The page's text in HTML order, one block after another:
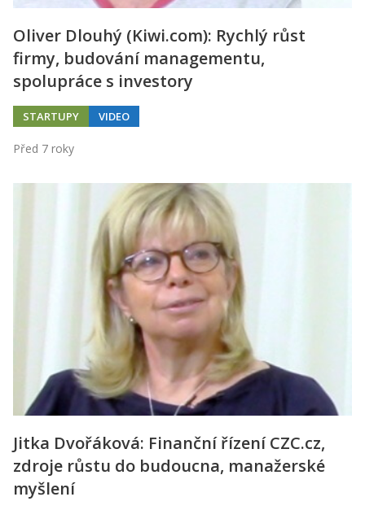
Oliver Dlouhý (Kiwi.com): Rychlý růst
firmy, budování managementu,
spolupráce s investory
STARTUPY VIDEO
Před 7 roky
Jitka Dvořáková: Finanční řízení CZC.cz,
zdroje růstu do budoucna, manažerské
myšlení